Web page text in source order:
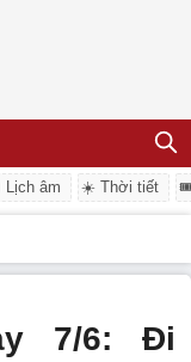
Lịch âm ☀️ Thời tiết
7/6: Đi